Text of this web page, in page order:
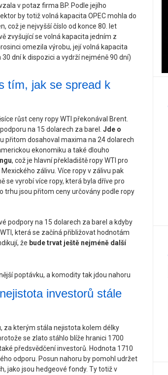
v potaz firma BP. Podle jejího
by totiž volná kapacita OPEC mohla do
což je nejvyšší číslo od konce 80. let
zvyšující se volná kapacita jedním z
omezila výrobu, její volná kapacita
dní k dispozici a vydrží nejméně 90 dní)
tím, jak se spread k
růst ceny ropy WTI překonával Brent.
na 15 dolarech za barel. Jde o
přitom dosahoval maxima na 24 dolarech
ekonomiku a také dlouho
, což je hlavní překladiště ropy WTI pro
zálivu. Více ropy v zálivu pak
se vyrobí více ropy, která byla dříve pro
jsou přitom ceny určovány podle ropy
podpory na 15 dolarech za barel a kdyby
která se začíná přibližovat hodnotám
že bude trvat ještě nejméně další
investorů stále
za kterým stála nejistota kolem délky
se zlato stáhlo blíže hranici 1700
předsvědčení investorů. Hodnota 1710
odporu. Posun nahoru by pomohl udržet
jako jsou hedgeové fondy. Ty totiž v